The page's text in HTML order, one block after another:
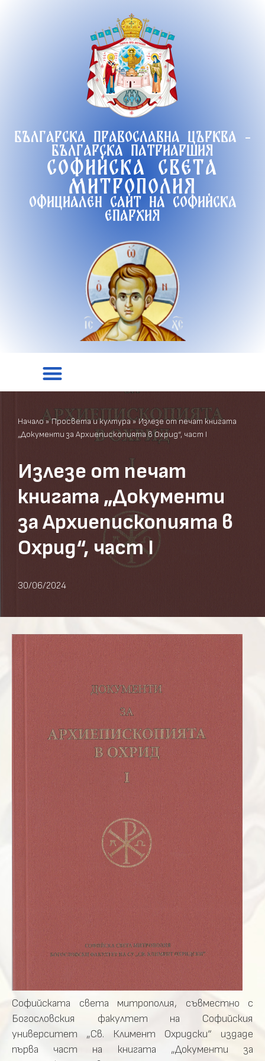
Българска православна църква -
Българска патриаршия
Софийска света
митрополия
Официален сайт на софийска
епархия
Начало»Просвета и култура»Излезе от печат книгата
„Документи за Архиепископията в Охрид“, част I
Излезе от печат
книгата „Документи
за Архиепископията в
Охрид“, част I
30/06/2024
Софийската света митрополия, съвместно с
Богословския факултет на Софийския
университет „Св. Климент Охридски“ издаде
първа част на книгата „Документи за